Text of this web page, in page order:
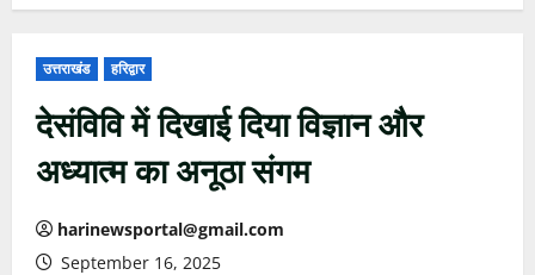
उत्तराखंड हरिद्वार
देसंविवि में दिखाई दिया विज्ञान और
अध्यात्म का अनूठा संगम
harinewsportal@gmail.com
September 16, 2025